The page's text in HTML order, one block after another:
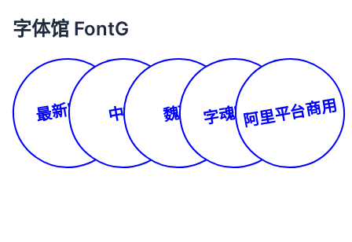
字体馆 FontG
最新字体 中文 魏碑 字魂字库阿里平台商用